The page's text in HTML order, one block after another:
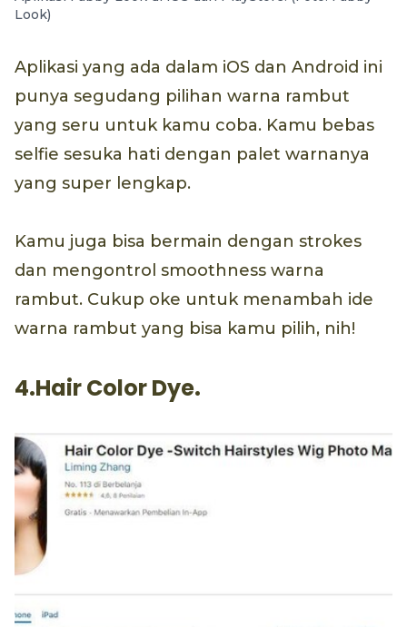
Look)
Aplikasi yang ada dalam iOS dan Android ini
punya segudang pilihan warna rambut
yang seru untuk kamu coba. Kamu bebas
selfie sesuka hati dengan palet warnanya
yang super lengkap.
Kamu juga bisa bermain dengan strokes
dan mengontrol smoothness warna
rambut. Cukup oke untuk menambah ide
warna rambut yang bisa kamu pilih, nih!
4.Hair Color Dye.